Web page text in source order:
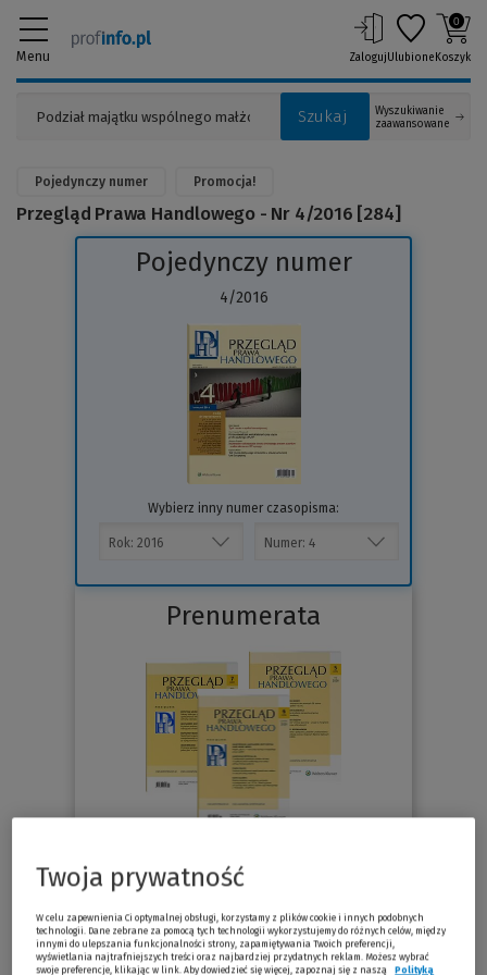
Menu
Szukaj
Wyszukiwanie
zaawansowane
ZalogujUlubione
0
Koszyk
Pojedynczy numer Promocja!
Przegląd Prawa Handlowego - Nr 4/2016 [284]
Pojedynczy numer
4/2016
innej
strony)
Wybierz inny numer czasopisma:
Prenumerata
Już od 76.30 zł
Sprawdź
Twoja prywatność
W celu zapewnienia Ci optymalnej obsługi, korzystamy z plików cookie i innych podobnych
technologii. Dane zebrane za pomocą tych technologii wykorzystujemy do różnych celów, między
innymi do ulepszania funkcjonalności strony, zapamiętywania Twoich preferencji,
wyświetlania najtrafniejszych treści oraz najbardziej przydatnych reklam. Możesz wybrać
swoje preferencje, klikając w link. Aby dowiedzieć się więcej, zapoznaj się z naszą
Polityką